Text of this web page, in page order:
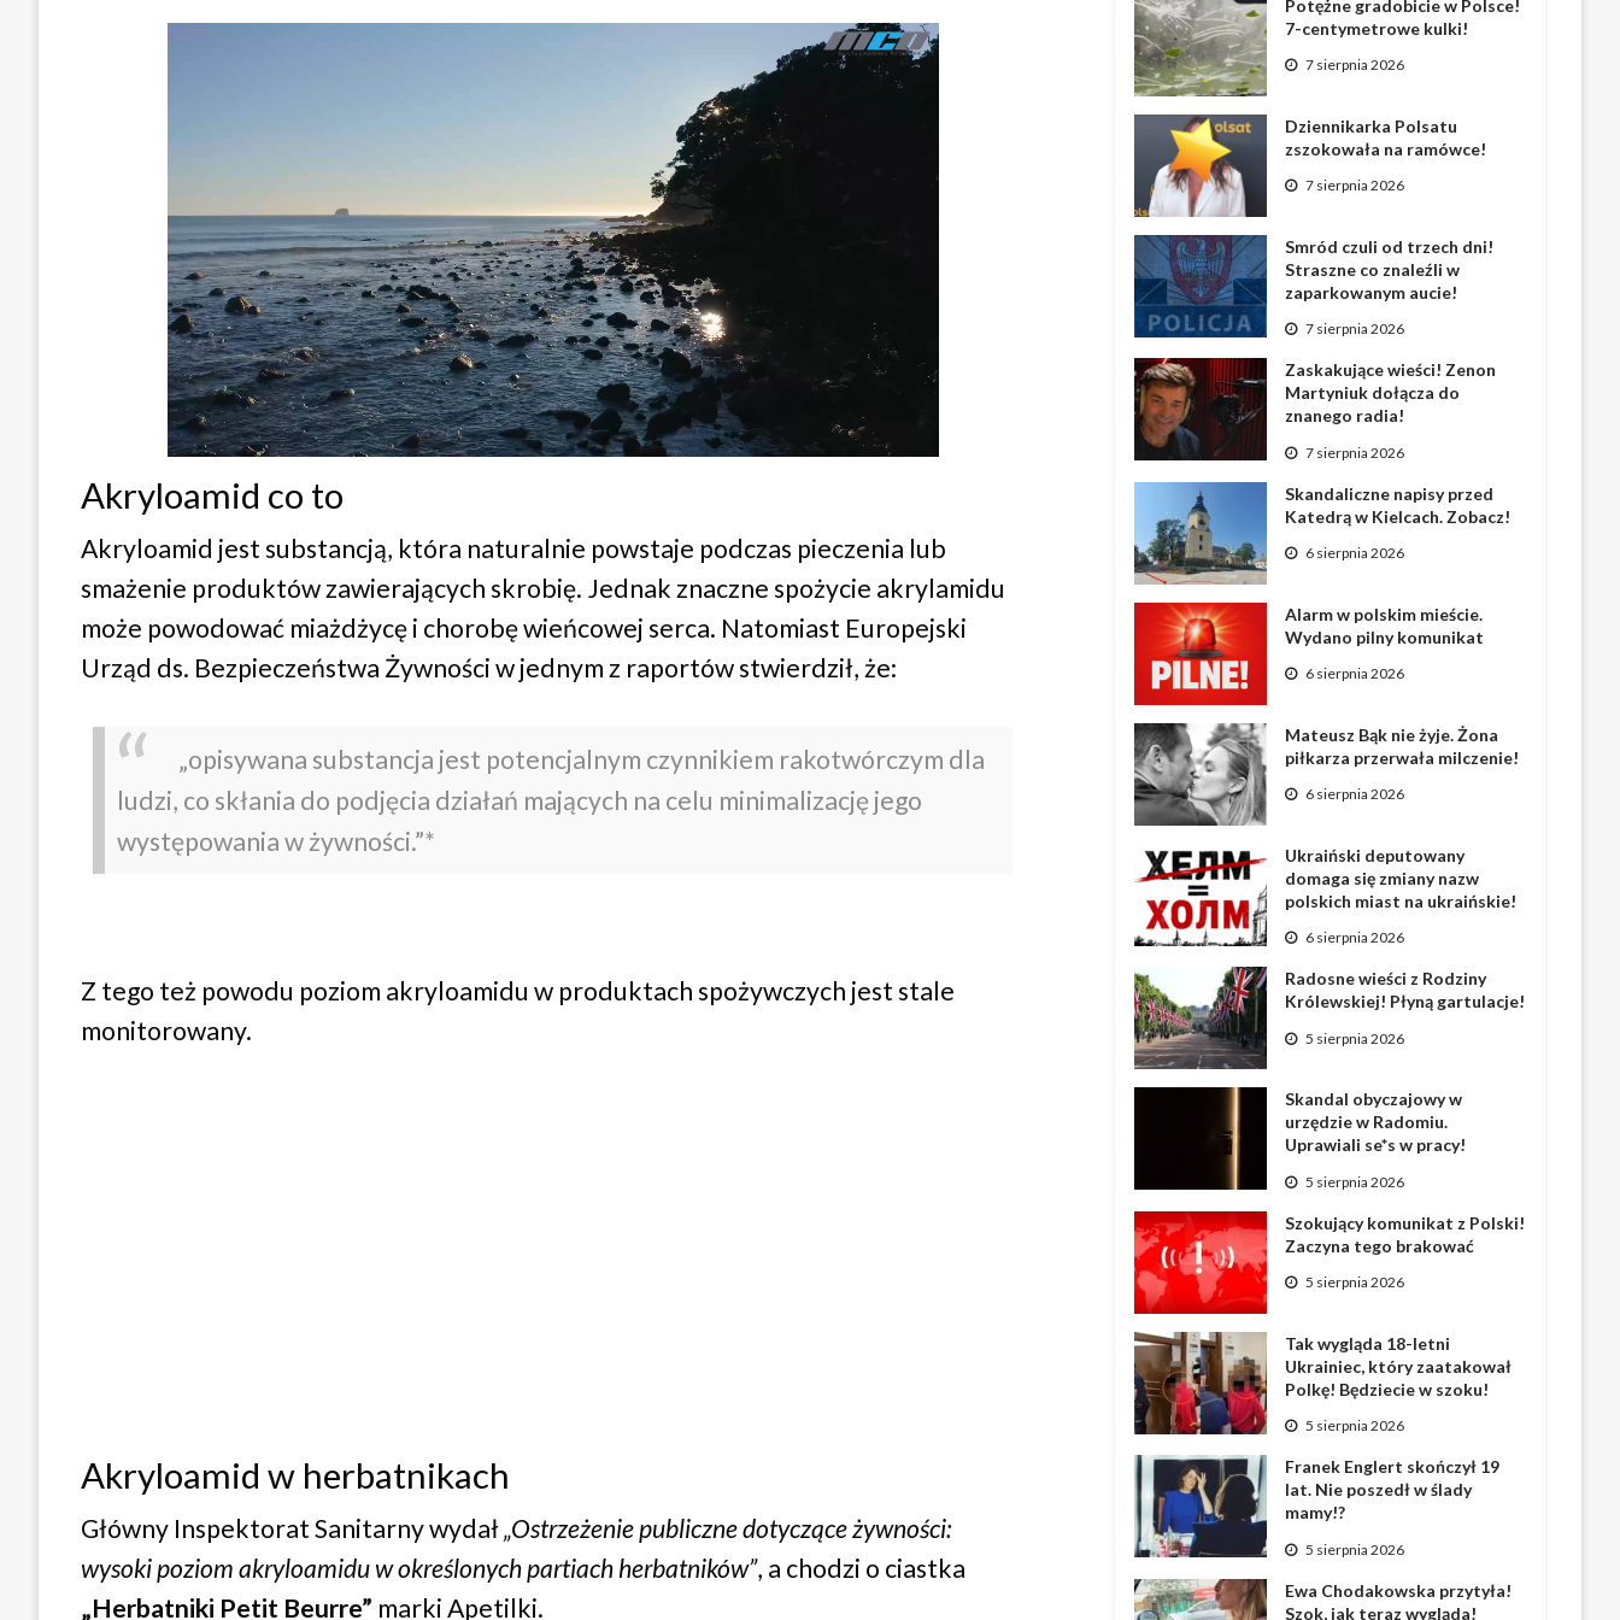
Akryloamid co to
Akryloamid jest substancją, która naturalnie powstaje podczas pieczenia lub
smażenie produktów zawierających skrobię. Jednak znaczne spożycie akrylamidu
może powodować miażdżycę i chorobę wieńcowej serca. Natomiast Europejski
Urząd ds. Bezpieczeństwa Żywności w jednym z raportów stwierdził, że:
„opisywana substancja jest potencjalnym czynnikiem rakotwórczym dla
ludzi, co skłania do podjęcia działań mających na celu minimalizację jego
występowania w żywności.”*
Z tego też powodu poziom akryloamidu w produktach spożywczych jest stale
monitorowany.
Akryloamid w herbatnikach
Główny Inspektorat Sanitarny wydał„Ostrzeżenie publiczne dotyczące żywności:
wysoki poziom akryloamidu w określonych partiach herbatników”, a chodzi o ciastka
„Herbatniki Petit Beurre” marki Apetilki.
Potężne gradobicie w Polsce!
7-centymetrowe kulki!
7 sierpnia 2026
Dziennikarka Polsatu
zszokowała na ramówce!
7 sierpnia 2026
Smród czuli od trzech dni!
Straszne co znaleźli w
zaparkowanym aucie!
7 sierpnia 2026
Zaskakujące wieści! Zenon
Martyniuk dołącza do
znanego radia!
7 sierpnia 2026
Skandaliczne napisy przed
Katedrą w Kielcach. Zobacz!
6 sierpnia 2026
Alarm w polskim mieście.
Wydano pilny komunikat
6 sierpnia 2026
Mateusz Bąk nie żyje. Żona
piłkarza przerwała milczenie!
6 sierpnia 2026
Ukraiński deputowany
domaga się zmiany nazw
polskich miast na ukraińskie!
6 sierpnia 2026
Radosne wieści z Rodziny
Królewskiej! Płyną gartulacje!
5 sierpnia 2026
Skandal obyczajowy w
urzędzie w Radomiu.
Uprawiali se*s w pracy!
5 sierpnia 2026
Szokujący komunikat z Polski!
Zaczyna tego brakować
5 sierpnia 2026
Tak wygląda 18-letni
Ukrainiec, który zaatakował
Polkę! Będziecie w szoku!
5 sierpnia 2026
Franek Englert skończył 19
lat. Nie poszedł w ślady
mamy!?
5 sierpnia 2026
Ewa Chodakowska przytyła!
Szok, jak teraz wygląda!